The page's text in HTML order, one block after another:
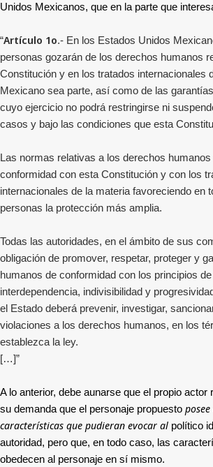
Unidos Mexicanos, que en la parte que
“Artículo 1o.- En los Estados Unidos
personas gozarán de los derechos humanos
Constitución y en los tratados internacionales
Mexicano sea parte, así como de las
cuyo ejercicio no podrá restringirse ni
casos y bajo las condiciones que esta
Las normas relativas a los derechos
conformidad con esta Constitución y con los
internacionales de la materia favoreciendo en
personas la protección más amplia.
Todas las autoridades, en el ámbito de sus
obligación de promover, respetar, proteger y
humanos de conformidad con los principios
interdependencia, indivisibilidad y
el Estado deberá prevenir, investigar,
violaciones a los derechos humanos, en los
establezca la ley.
[…]”
A lo anterior, debe aunarse que el propio actor
su demanda que el personaje propuesto
características que pudieran evocar al político
autoridad, pero que, en todo caso, las
obedecen al personaje en sí mismo.